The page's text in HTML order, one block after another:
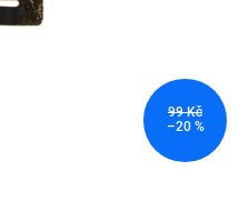
99 Kč
–20 %